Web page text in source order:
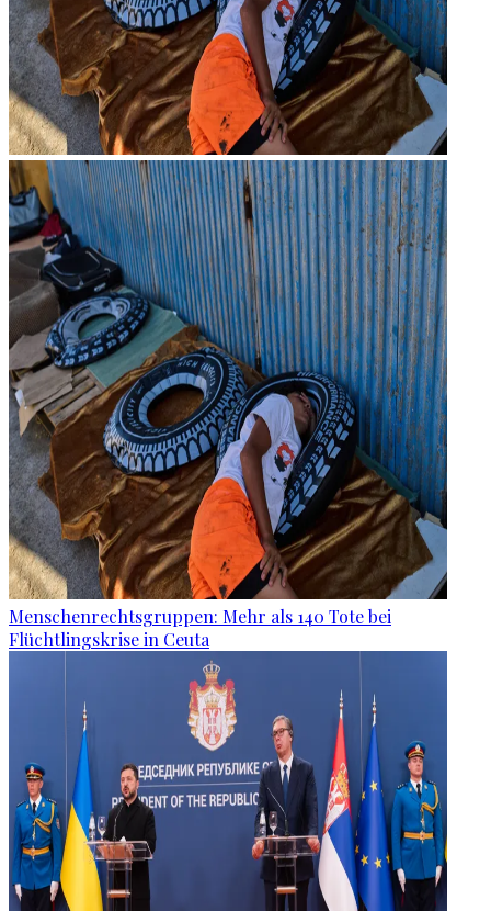
Menschenrechtsgruppen: Mehr als 140 Tote bei
Flüchtlingskrise in Ceuta